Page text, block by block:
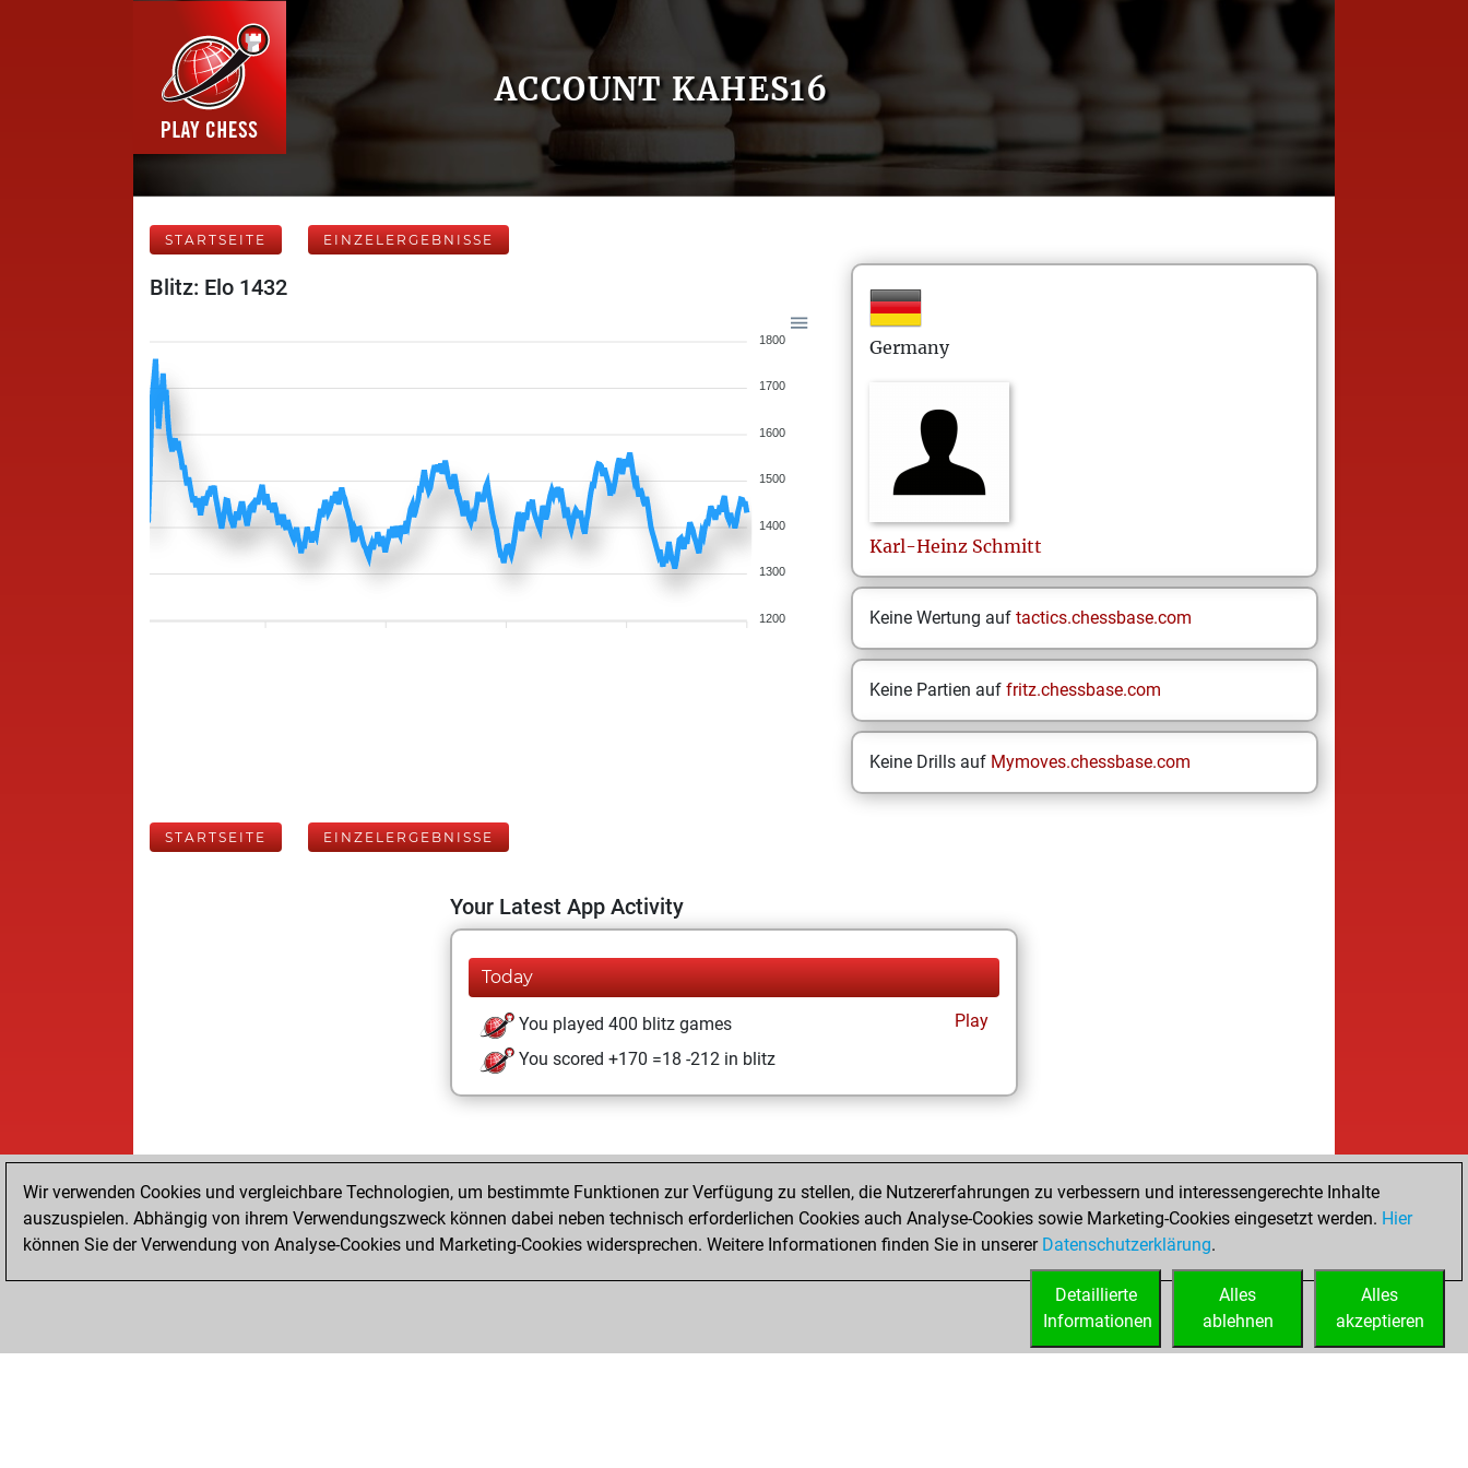
ACCOUNT KAHES16
STARTSEITE EINZELERGEBNISSE
Blitz: Elo 1432
1800
1700
1600
1500
1400
1300
1200
Germany
Karl-Heinz Schmitt
Keine Wertung auf tactics.chessbase.com
Keine Partien auf fritz.chessbase.com
Keine Drills auf Mymoves.chessbase.com
STARTSEITE EINZELERGEBNISSE
Your Latest App Activity
Today
You played 400 blitz games
Play
You scored +170 =18 -212 in blitz
Wir verwenden Cookies und vergleichbare Technologien, um bestimmte Funktionen zur Verfügung zu stellen, die Nutzererfahrungen zu verbessern und interessengerechte Inhalte
auszuspielen. Abhängig von ihrem Verwendungszweck können dabei neben technisch erforderlichen Cookies auch Analyse-Cookies sowie Marketing-Cookies eingesetzt werden. Hier
können Sie der Verwendung von Analyse-Cookies und Marketing-Cookies widersprechen. Weitere Informationen finden Sie in unserer Datenschutzerklärung.
Alles
akzeptieren
Alles
ablehnen
Detaillierte
Informationen